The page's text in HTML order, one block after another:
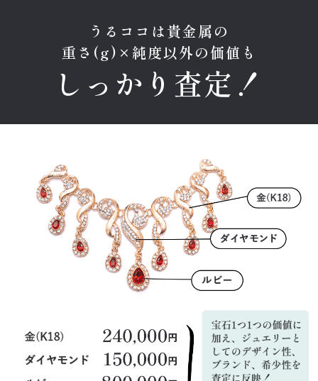
うるココは貴金属の
重さ(g)×純度以外の価値も
しっかり査定！